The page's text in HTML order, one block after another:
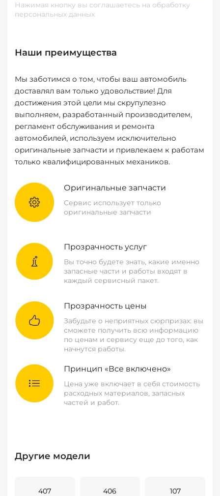
Нажимая кнопку вы соглашаетесь на обработку
персональных данных
Наши преимущества
Мы заботимся о том, чтобы ваш автомобиль
доставлял вам только удовольствие! Для
достижения этой цели мы скрупулезно
выполняем, разработанный производителем,
регламент обслуживания и ремонта
автомобилей, используем исключительно
оригинальные запчасти и привлекаем к работам
только квалифицированных механиков.
Оригинальные запчасти
Сервис использует только
оригинальные запчасти
Прозрачность услуг
Вы точно будете знать, какие именно
запасные части и работы входят в
каждый сервисный пакет.
Прозрачность цены
Забудьте о неприятных сюрпризах: вы
сможете получить всю информацию
по ценам и сервису еще до того, как
начнутся работы.
Принцип «Все включено»
Цена уже включает в себя стоимость
расходных материалов, запасных
частей и работ.
Другие модели
407 406 107